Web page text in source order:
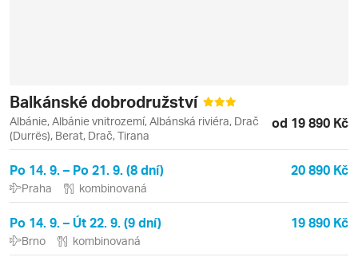
Balkánské dobrodružství
Albánie, Albánie vnitrozemí, Albánská riviéra, Drač
(Durrës), Berat, Drač, Tirana
od 19 890 Kč
Po 14. 9. – Po 21. 9. (8 dní) 20 890 Kč
Praha kombinovaná
Po 14. 9. – Út 22. 9. (9 dní) 19 890 Kč
Brno kombinovaná